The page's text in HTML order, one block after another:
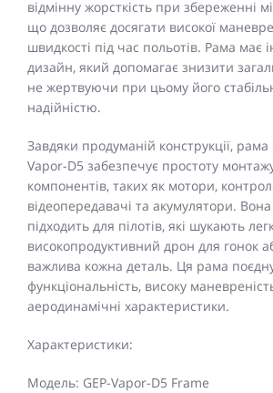
відмінну жорсткість при збереженні
що дозволяє досягати високої
швидкості під час польотів. Рама має
дизайн, який допомагає знизити
не жертвуючи при цьому його
надійністю.
Завдяки продуманій конструкції, рама
Vapor-D5 забезпечує простоту
компонентів, таких як мотори,
відеопередавачі та акумулятори.
підходить для пілотів, які шукають
високопродуктивний дрон для гонок
важлива кожна деталь. Ця рама
функціональність, високу
аеродинамічні характеристики.
Характеристики:
Модель: GEP-Vapor-D5 Frame